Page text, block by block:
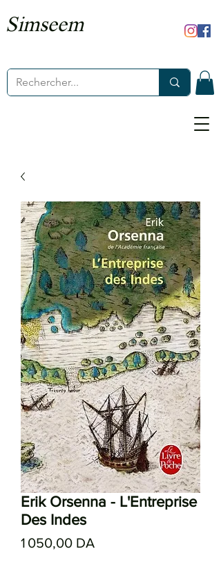
Simseem
Erik Orsenna - L'Entreprise
Des Indes
1 050,00 DA